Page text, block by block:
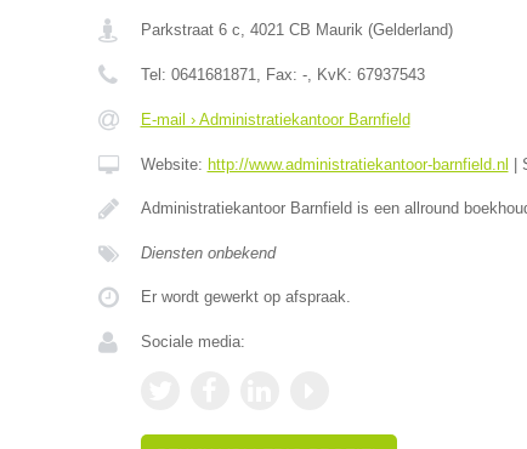
Parkstraat 6 c, 4021 CB Maurik(Gelderland)
Tel: 0641681871, Fax: -, KvK: 67937543
E-mail › Administratiekantoor Barnfield
Website: http://www.administratiekantoor-barnfield.nl
Administratiekantoor Barnfield is een allround
Diensten onbekend
Er wordt gewerkt op afspraak.
Sociale media: